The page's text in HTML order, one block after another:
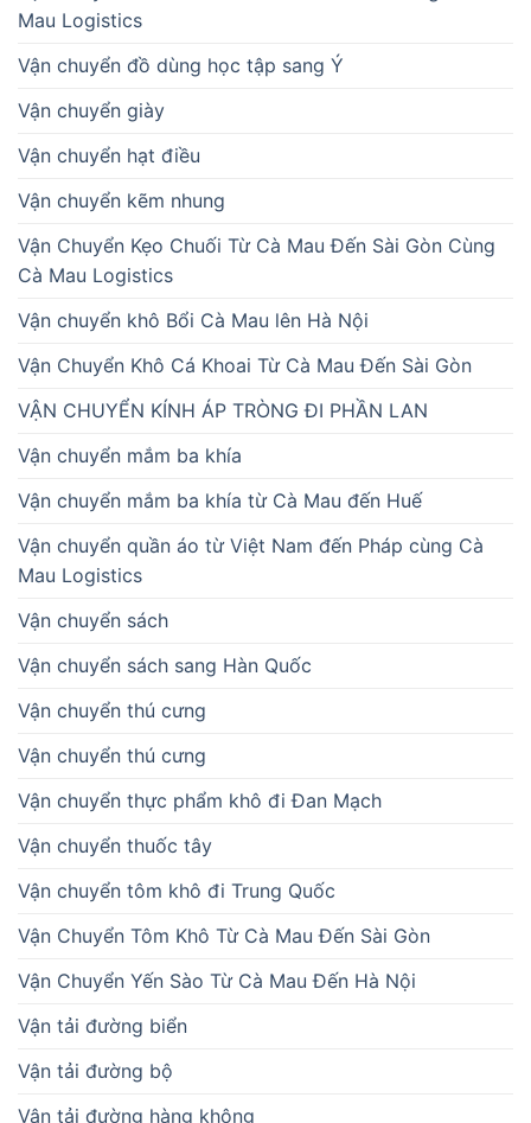
Mau Logistics
Vận chuyển đồ dùng học tập sang Ý
Vận chuyển giày
Vận chuyển hạt điều
Vận chuyển kẽm nhung
Vận Chuyển Kẹo Chuối Từ Cà Mau Đến Sài Gòn Cùng
Cà Mau Logistics
Vận chuyển khô Bổi Cà Mau lên Hà Nội
Vận Chuyển Khô Cá Khoai Từ Cà Mau Đến Sài Gòn
VẬN CHUYỂN KÍNH ÁP TRÒNG ĐI PHẦN LAN
Vận chuyển mắm ba khía
Vận chuyển mắm ba khía từ Cà Mau đến Huế
Vận chuyển quần áo từ Việt Nam đến Pháp cùng Cà
Mau Logistics
Vận chuyển sách
Vận chuyển sách sang Hàn Quốc
Vận chuyển thú cưng
Vận chuyển thú cưng
Vận chuyển thực phẩm khô đi Đan Mạch
Vận chuyển thuốc tây
Vận chuyển tôm khô đi Trung Quốc
Vận Chuyển Tôm Khô Từ Cà Mau Đến Sài Gòn
Vận Chuyển Yến Sào Từ Cà Mau Đến Hà Nội
Vận tải đường biển
Vận tải đường bộ
Vận tải đường hàng không